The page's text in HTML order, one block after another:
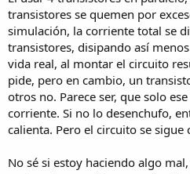
transistores se quemen por
simulación, la corriente total se
transistores, disipando así
vida real, al montar el circuito
pide, pero en cambio, un
otros no. Parece ser, que solo
corriente. Si no lo desenchufo,
calienta. Pero el circuito se
No sé si estoy haciendo algo